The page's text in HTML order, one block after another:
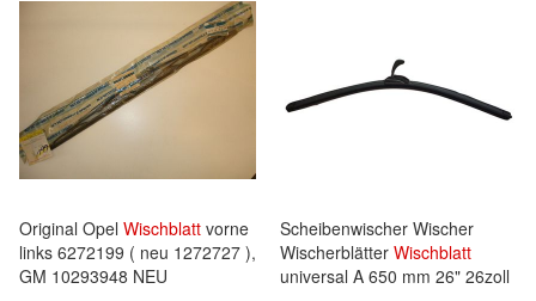
Original Opel Wischblatt vorne
links 6272199 ( neu 1272727 ),
GM 10293948 NEU
Scheibenwischer Wischer
Wischerblätter Wischblatt
universal A 650 mm 26" 26zoll